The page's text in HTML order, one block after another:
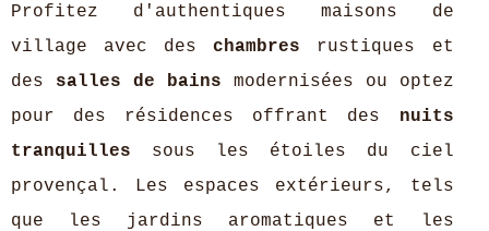
Profitez d'authentiques maisons de
village avec deschambres rustiques et
des salles de bains modernisées ou optez
pour des résidences offrant des nuits
tranquilles sous les étoiles du ciel
provençal. Les espaces extérieurs, tels
que les jardins aromatiques et les